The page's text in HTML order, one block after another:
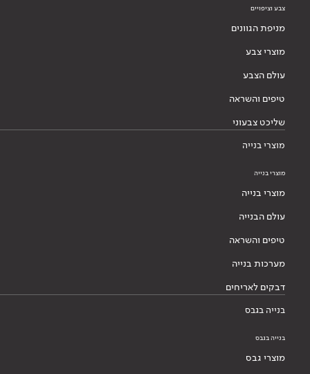
צבע וציפויים
מניפת הגוונים
מוצרי צבע
עולם הצבע
טיפים והשראה
שליכט צבעוני
מוצרי בנייה
מוצרי בנייה
מוצרי בנייה
עולם הבנייה
טיפים והשראה
מערכות בנייה
דבקים לאריחים
בנייה בגבס
בנייה בגבס
מוצרי גבס